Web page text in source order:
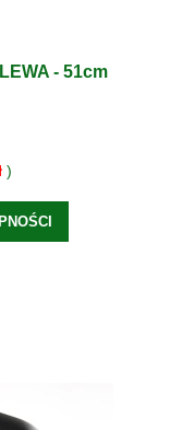
- 51cm
)